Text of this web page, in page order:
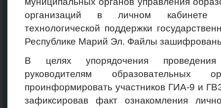
организаций в личном кабинете
технологической поддержки
Республике Марий Эл. Файлы
В целях упорядочения
руководителям образовательных
проинформировать участников ГИА-9 и
зафиксировав факт ознакомления